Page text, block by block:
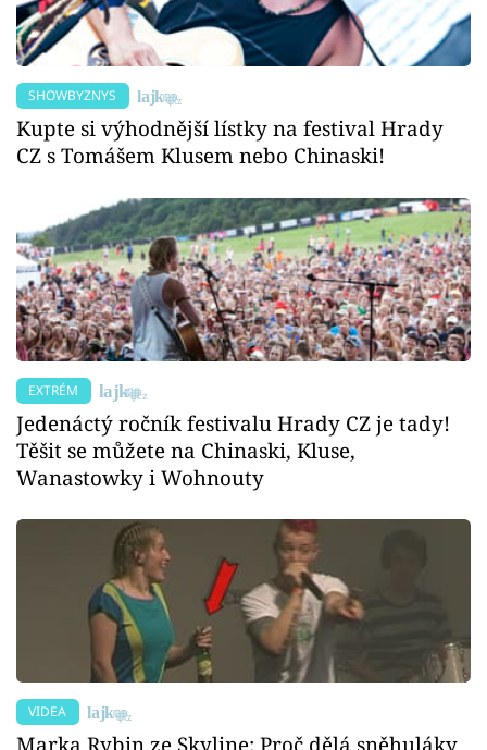
SHOWBYZNYS
Kupte si výhodnější lístky na festival Hrady
CZ s Tomášem Klusem nebo Chinaski!
EXTRÉM
Jedenáctý ročník festivalu Hrady CZ je tady!
Těšit se můžete na Chinaski, Kluse,
Wanastowky i Wohnouty
VIDEA
Marka Rybin ze Skyline: Proč dělá sněhuláky